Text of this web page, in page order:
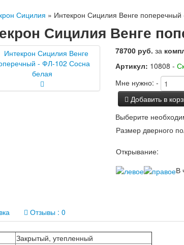
Сицилия » Интекрон Сицилия Венге
Сицилия Венге
78700 руб. за
Артикул: 10808 -
Мне нужно: -
Добавить в
Выберите
Размер дверного
Открывание:
В
Отзывы : 0
Закрытый, утепленный